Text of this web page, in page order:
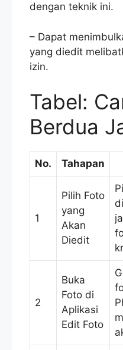
dengan teknik ini.
– Dapat
yang diedit
izin.
Tabel:
Berdua
No. Tahapan
1
Pilih Foto
yang
Akan
Diedit
2
Buka
Foto di
Aplikasi
Edit Foto